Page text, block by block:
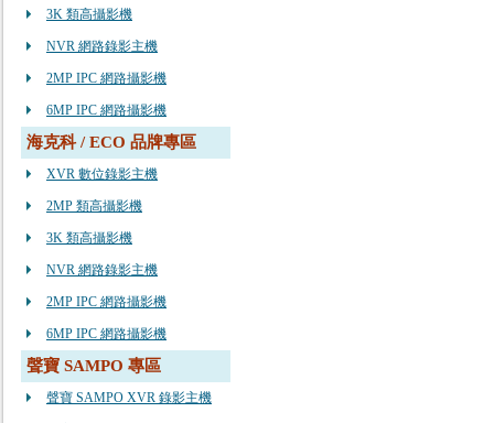
3K 類高攝影機
NVR 網路錄影主機
2MP IPC 網路攝影機
6MP IPC 網路攝影機
海克科 / ECO 品牌專區
XVR 數位錄影主機
2MP 類高攝影機
3K 類高攝影機
NVR 網路錄影主機
2MP IPC 網路攝影機
6MP IPC 網路攝影機
聲寶 SAMPO 專區
聲寶 SAMPO XVR 錄影主機